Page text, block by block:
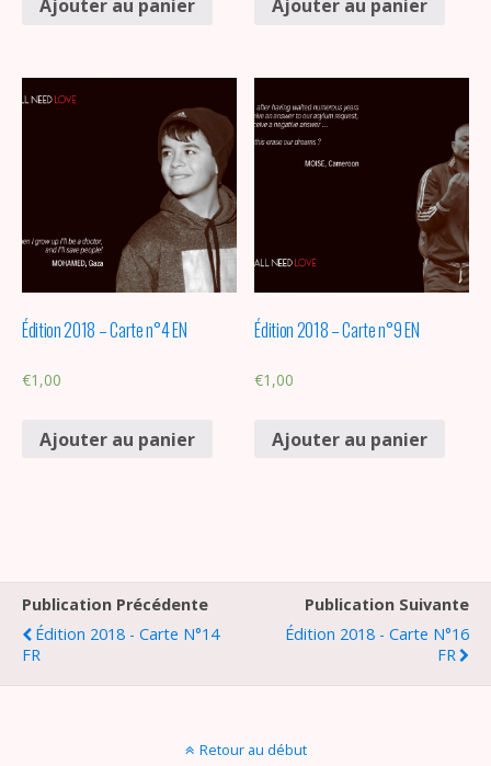
Ajouter au panier Ajouter au panier
Édition 2018 – Carte n°4 EN
€1,00
Ajouter au panier
Édition 2018 – Carte n°9 EN
€1,00
Ajouter au panier
Publication Précédente
Édition 2018 - Carte N°14
FR
Publication Suivante
Édition 2018 - Carte N°16
FR
Retour au début